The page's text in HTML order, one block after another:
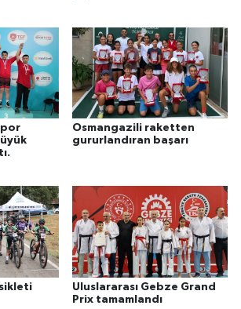
Osmangazili raketten
gururlandıran başarı
Uluslararası Gebze Grand
Prix tamamlandı